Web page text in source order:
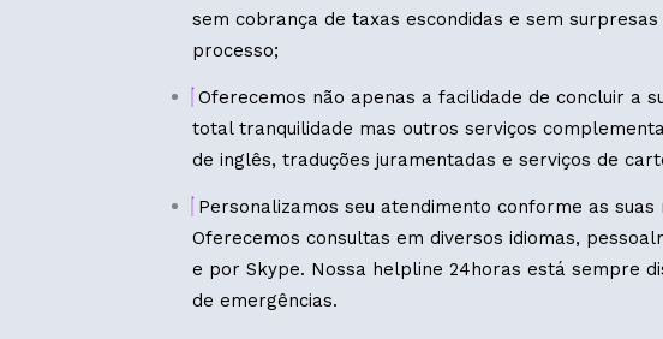
sem cobrança de taxas escondidas e sem
processo;
Oferecemos não apenas a facilidade de concluir a
total tranquilidade mas outros serviços
de inglês, traduções juramentadas e serviços de
Personalizamos seu atendimento conforme as suas
Oferecemos consultas em diversos idiomas,
e por Skype. Nossa helpline 24horas está sempre
de emergências.